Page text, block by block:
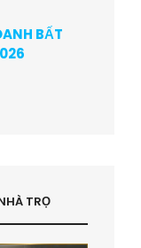
BẤT
TRỌ